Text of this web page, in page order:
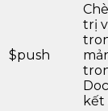
$push
trị
kết